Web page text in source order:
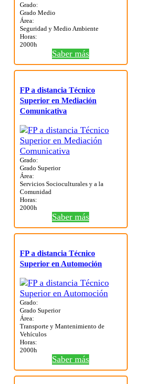
Grado:
Grado Medio
Área:
Seguridad y Medio Ambiente
Horas:
2000h
Saber más
FP a distancia Técnico
Superior en Mediación
Comunicativa
Grado:
Grado Superior
Área:
Servicios Socioculturales y a la
Comunidad
Horas:
2000h
Saber más
FP a distancia Técnico
Superior en Automoción
Grado:
Grado Superior
Área:
Transporte y Mantenimiento de
Vehículos
Horas:
2000h
Saber más